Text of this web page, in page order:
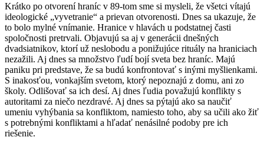
Krátko po otvorení hraníc v 89-tom sme si mysleli, že všetci vítajú
ideologické „vyvetranie“ a prievan otvorenosti. Dnes sa ukazuje, že
to bolo mylné vnímanie. Hranice v hlavách u podstatnej časti
spoločnosti pretrvali. Objavujú sa aj v generácii dnešných
dvadsiatnikov, ktorí už neslobodu a ponižujúce rituály na hraniciach
nezažili. Aj dnes sa množstvo ľudí bojí sveta bez hraníc. Majú
paniku pri predstave, že sa budú konfrontovať s inými myšlienkami.
S inakosťou, vonkajším svetom, ktorý nepoznajú z domu, ani zo
školy. Odlišovať sa ich desí. Aj dnes ľudia považujú konflikty s
autoritami za niečo nezdravé. Aj dnes sa pýtajú ako sa naučiť
umeniu vyhýbania sa konfliktom, namiesto toho, aby sa učili ako žiť
s potrebnými konfliktami a hľadať nenásilné podoby pre ich
riešenie.